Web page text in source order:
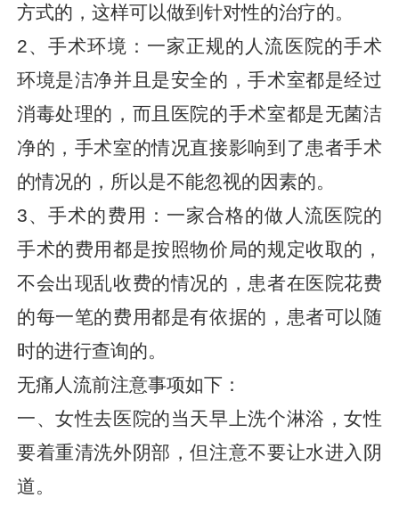
方式的，这样可以做到针对性的治疗的。
2、手术环境：一家正规的人流医院的手术
环境是洁净并且是安全的，手术室都是经过
消毒处理的，而且医院的手术室都是无菌洁
净的，手术室的情况直接影响到了患者手术
的情况的，所以是不能忽视的因素的。
3、手术的费用：一家合格的做人流医院的
手术的费用都是按照物价局的规定收取的，
不会出现乱收费的情况的，患者在医院花费
的每一笔的费用都是有依据的，患者可以随
时的进行查询的。
无痛人流前注意事项如下：
一、女性去医院的当天早上洗个淋浴，女性
要着重清洗外阴部，但注意不要让水进入阴
道。